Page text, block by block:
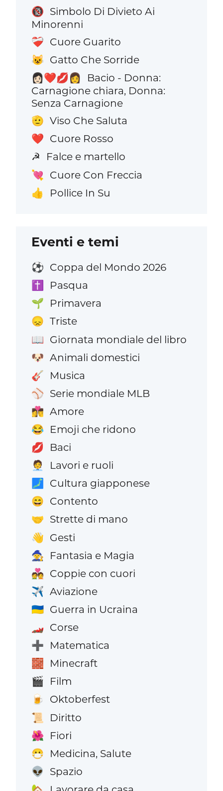
🔞 Simbolo Di Divieto Ai
Minorenni
❤️‍🩹 Cuore Guarito
😺 Gatto Che Sorride
👩🏻‍❤️‍💋‍👩
Bacio - Donna:
Carnagione chiara, Donna:
Senza Carnagione
🫡 Viso Che Saluta
❤️ Cuore Rosso
☭ Falce e martello
💘 Cuore Con Freccia
👍 Pollice In Su
Eventi e temi
⚽ Coppa del Mondo 2026
✝️ Pasqua
🌱 Primavera
😞 Triste
📖 Giornata mondiale del libro
🐶 Animali domestici
🎸 Musica
⚾ Serie mondiale MLB
👩‍❤️‍💋‍👨 Amore
😂 Emoji che ridono
💋 Baci
🧑‍💼 Lavori e ruoli
🗾 Cultura giapponese
😄 Contento
🤝 Strette di mano
👋 Gesti
🧙 Fantasia e Magia
💑 Coppie con cuori
✈️ Aviazione
🇺🇦 Guerra in Ucraina
🏎️ Corse
➕ Matematica
🧱 Minecraft
🎬 Film
🍺 Oktoberfest
📜 Diritto
🌺 Fiori
😷 Medicina, Salute
👽 Spazio